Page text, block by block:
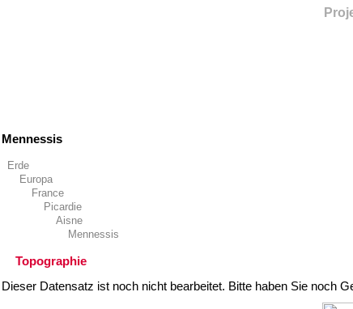
Mennessis
Erde
Europa
France
Picardie
Aisne
Mennessis
Topographie
Dieser Datensatz ist noch nicht bearbeitet. Bitte haben Sie noch